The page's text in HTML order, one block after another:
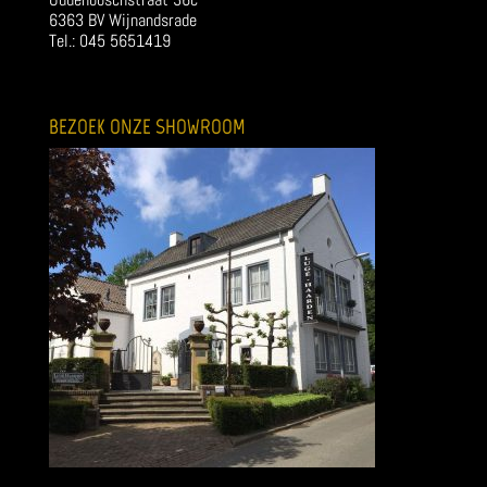
6363 BV Wijnandsrade
Tel.: 045 5651419
BEZOEK ONZE SHOWROOM